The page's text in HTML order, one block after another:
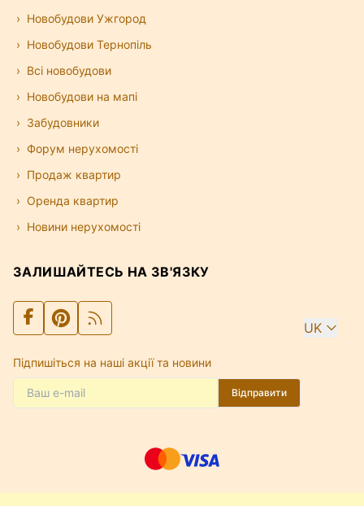
Новобудови Ужгород
Новобудови Тернопіль
Всі новобудови
Новобудови на мапі
Забудовники
Форум нерухомості
Продаж квартир
Оренда квартир
Новини нерухомості
ЗАЛИШАЙТЕСЬ НА ЗВ'ЯЗКУ
UK
Підпишіться на наші акції та новини
Відправити